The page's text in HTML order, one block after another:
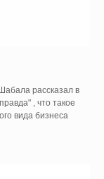
рассказал в
, что такое
вида бизнеса